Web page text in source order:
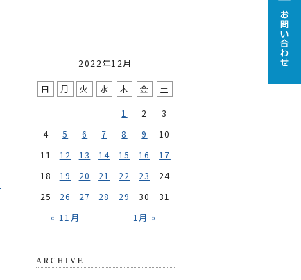
2022年12月
日 月 火 水 木 金 土
« 11月 1月 »
1 2
3
4
5 6 7 8 9
10
11
12 13 14 15 16
17
18
19 20 21 22 23
24
25
26 27 28 29 30 31
ARCHIVE